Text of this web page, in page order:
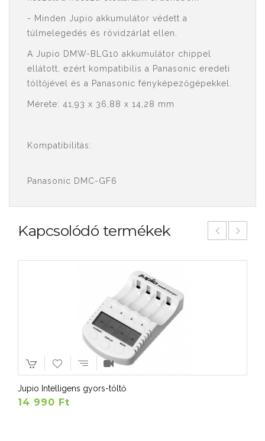
- Minden Jupio akkumulátor védett a
túlmelegedés és rövidzárlat ellen.
A Jupio DMW-BLG10 akkumulátor chippel
ellátott, ezért kompatibilis a Panasonic eredeti
töltőjével és a Panasonic fényképezőgépekkel.
Mérete: 41,93 x 36,88 x 14,28 mm
Kompatibilitás:
Panasonic DMC-GF6
Kapcsolódó termékek
Jupio Intelligens gyors-töltő
14 990 Ft